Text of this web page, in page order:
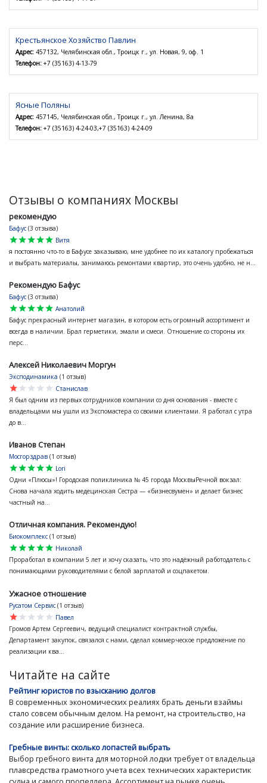
Крестьянское Хозяйство Павлин
Адрес: 457132, Челябинская обл., Троицк г., ул. Новая, 9, оф. 1
Телефон: +7 (35163) 4-13-79
Ясные Поляны
Адрес: 457145, Челябинская обл., Троицк г., ул. Ленина, 8а
Телефон: +7 (35163) 4-24-03,+7 (35163) 4-24-09
Отзывы о компаниях Москвы
рекомендую
Бафус (3 отзыва)
star
star
star
star
star
Витя
я постоянно что-то в Бафусе заказываю, мне удобнее по их каталогу пробежаться
и выбрать материалы, занимаюсь ремонтами квартир, это очень удобно, не н...
Рекомендую Бафус
Бафус (3 отзыва)
star
star
star
star
star
Анатолий
Бафус прекрасный интернет магазин, в котором есть огромный ассортимент и
всегда в наличии. Брал герметики, эмали и смеси. Отношение со стороны их
перс...
Алексей Николаевич Моргун
Эксподинамика (1 отзыв)
star
star
star
star
star
Станислав
Я был одним из первых сотрудников компании со дня основания - вместе с
владельцами мы ушли из Экспомастера со своими клиентами. Я работал с утра
до в...
Иванов Степан
Мосгорздрав (1 отзыв)
star
star
star
star
star
Lori
Одни «Плюсы»! Городская поликлиника № 45 города МосквыРечной вокзал:
Снова начала ходить медецинская Сестра — «бизнесвумен» и делает бизнес
частный на...
Отличная компания. Рекомендую!
Биокомплекс (1 отзыв)
star
star
star
star
star
Николай
Проработал в компании 5 лет и хочу сказать, что это надёжный работодатель с
понимающими руководителями с белой зарплатой и соцпакетом.
Ужасное отношение
Русатом Сервис (1 отзыв)
star
star
star
star
star
Павел
Громов Артем Сергеевич, ведущий специалист контрактной службы,
Департамент закупок, связался с нами, сделал коммерческое предложение по
реализации ква...
Читайте на сайте
Рейтинг юристов по взысканию долгов
В современных экономических реалиях брать деньги взаймы
стало совсем обычным делом. На ремонт, на строительство, на
создание или расширение бизнеса.
Гребные винты: сколько лопастей выбрать
Выбор гребного винта для моторной лодки требует от владельца
плавсредства грамотного учета всех технических характеристик